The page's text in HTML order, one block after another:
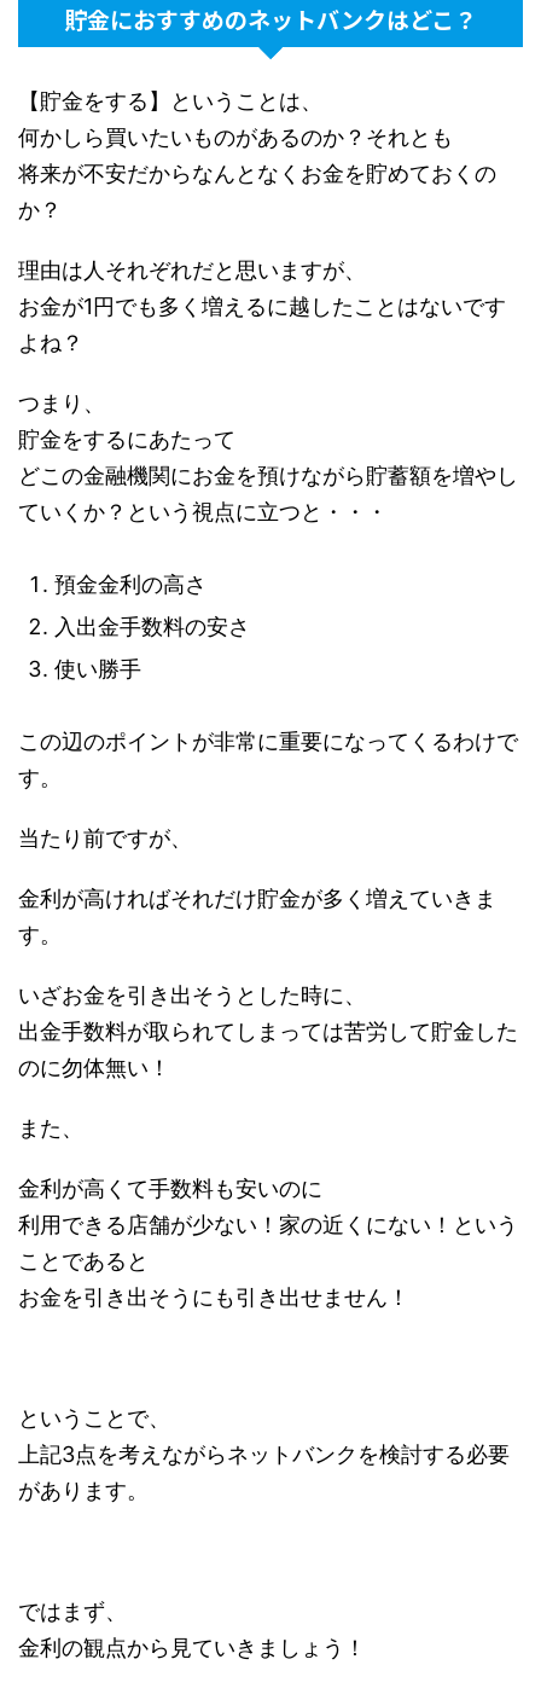
貯金におすすめのネットバンクはどこ？
【貯金をする】ということは、
何かしら買いたいものがあるのか？それとも
将来が不安だからなんとなくお金を貯めておくの
か？
理由は人それぞれだと思いますが、
お金が1円でも多く増えるに越したことはないです
よね？
つまり、
貯金をするにあたって
どこの金融機関にお金を預けながら貯蓄額を増やし
ていくか？という視点に立つと・・・
預金金利の高さ
入出金手数料の安さ
使い勝手
この辺のポイントが非常に重要になってくるわけで
す。
当たり前ですが、
金利が高ければそれだけ貯金が多く増えていきま
す。
いざお金を引き出そうとした時に、
出金手数料が取られてしまっては苦労して貯金した
のに勿体無い！
また、
金利が高くて手数料も安いのに
利用できる店舗が少ない！家の近くにない！という
ことであると
お金を引き出そうにも引き出せません！
ということで、
上記3点を考えながらネットバンクを検討する必要
があります。
ではまず、
金利の観点から見ていきましょう！